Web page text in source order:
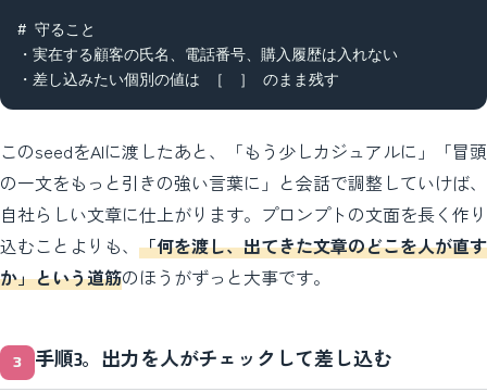
# 守ること
・実在する顧客の氏名、電話番号、購入履歴は入れない
・差し込みたい個別の値は ［　］ のまま残す
このseedをAIに渡したあと、「もう少しカジュアルに」「冒頭
の一文をもっと引きの強い言葉に」と会話で調整していけば、
自社らしい文章に仕上がります。プロンプトの文面を長く作り
込むことよりも、 「何を渡し、出てきた文章のどこを人が直す
か」という道筋のほうがずっと大事です。
手順3。出力を人がチェックして差し込む